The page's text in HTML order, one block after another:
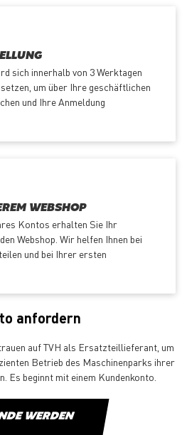
sich innerhalb von 3 Werktagen
um über Ihre geschäftlichen
und Ihre Anmeldung
WEBSHOP
Kontos erhalten Sie Ihr
Webshop. Wir helfen Ihnen bei
und bei Ihrer ersten
anfordern
auf TVH als Ersatzteillieferant, um
Betrieb des Maschinenparks ihrer
Es beginnt mit einem Kundenkonto.
WERDEN